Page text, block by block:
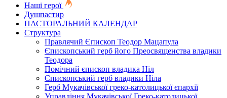
Наші герої
Душпастир
ПАСТОРАЛЬНИЙ КАЛЕНДАР
Структура
Правлячий Єпископ Теодор Мацапула
Єпископський герб його Преосвященства владики
Теодора
Помічний єпископ владика Ніл
Єпископський герб владики Ніла
Герб Мукачівської греко-католицької єпархії
Управління Мукачівської Греко-католицької